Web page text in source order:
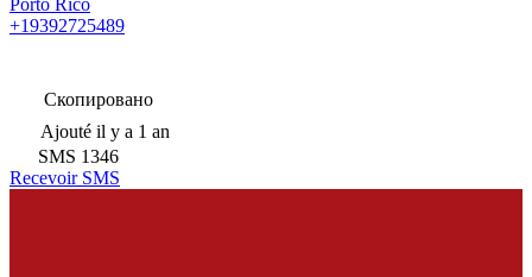
+19392725489
Скопировано
Ajouté il y a 1 an
SMS 1346
Recevoir SMS